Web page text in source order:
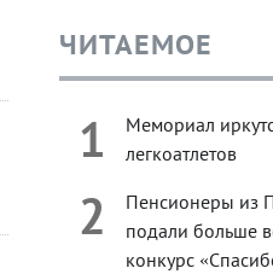
ЧИТАЕМОЕ
1
Мемориал
легкоатлетов
2
Пенсионеры из
подали больше
конкурс